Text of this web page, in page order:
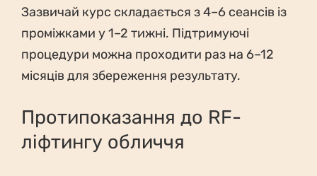
Зазвичай курс складається з 4–6 сеансів із
проміжками у 1–2 тижні. Підтримуючі
процедури можна проходити раз на 6–12
місяців для збереження результату.
Протипоказання до RF-
ліфтингу обличчя